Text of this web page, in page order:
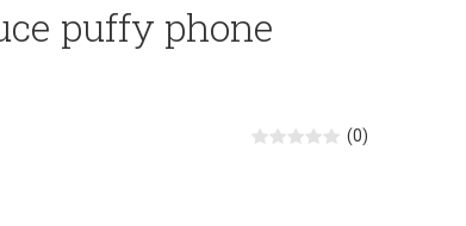
puffy phone
(0)